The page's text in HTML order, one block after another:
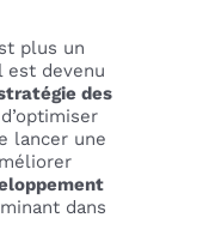
plus un
est devenu
des
d’optimiser
lancer une
dans